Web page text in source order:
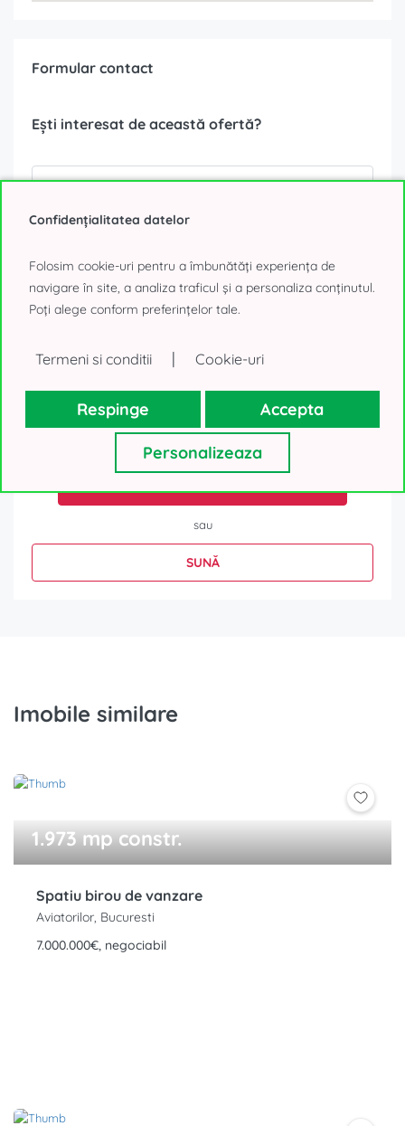
Formular contact
Ești interesat de această ofertă?
Datele tale personale, așa cum sunt ele colectate mai sus, vor fi
utilizate numai pentru a-ți trimite oferte imobiliare. Nu vom
folosi datele în alte scopuri. Mulțumim!
sau
SUNĂ
Imobile similare
1.973 mp constr.
Spatiu birou de vanzare
Aviatorilor, Bucuresti
7.000.000€, negociabil
Confidențialitatea datelor
Folosim cookie-uri pentru a îmbunătăți experiența de
navigare în site, a analiza traficul și a personaliza conținutul.
Poți alege conform preferințelor tale.
Termeni si conditii | Cookie-uri
Respinge Accepta
Personalizeaza